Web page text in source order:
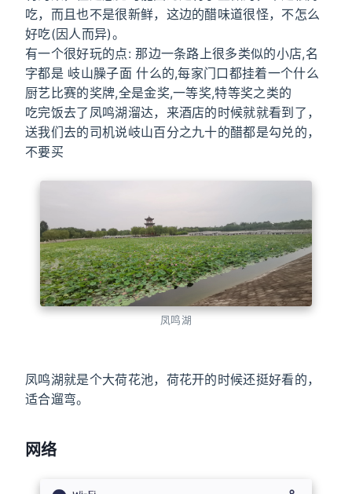
吃，而且也不是很新鲜，这边的醋味道很怪，不怎么
好吃(因人而异)。
有一个很好玩的点: 那边一条路上很多类似的小店,名
字都是 岐山臊子面 什么的,每家门口都挂着一个什么
厨艺比赛的奖牌,全是金奖,一等奖,特等奖之类的
吃完饭去了凤鸣湖溜达，来酒店的时候就就看到了，
送我们去的司机说岐山百分之九十的醋都是勾兑的，
不要买
凤鸣湖
凤鸣湖就是个大荷花池，荷花开的时候还挺好看的，
适合遛弯。
网络